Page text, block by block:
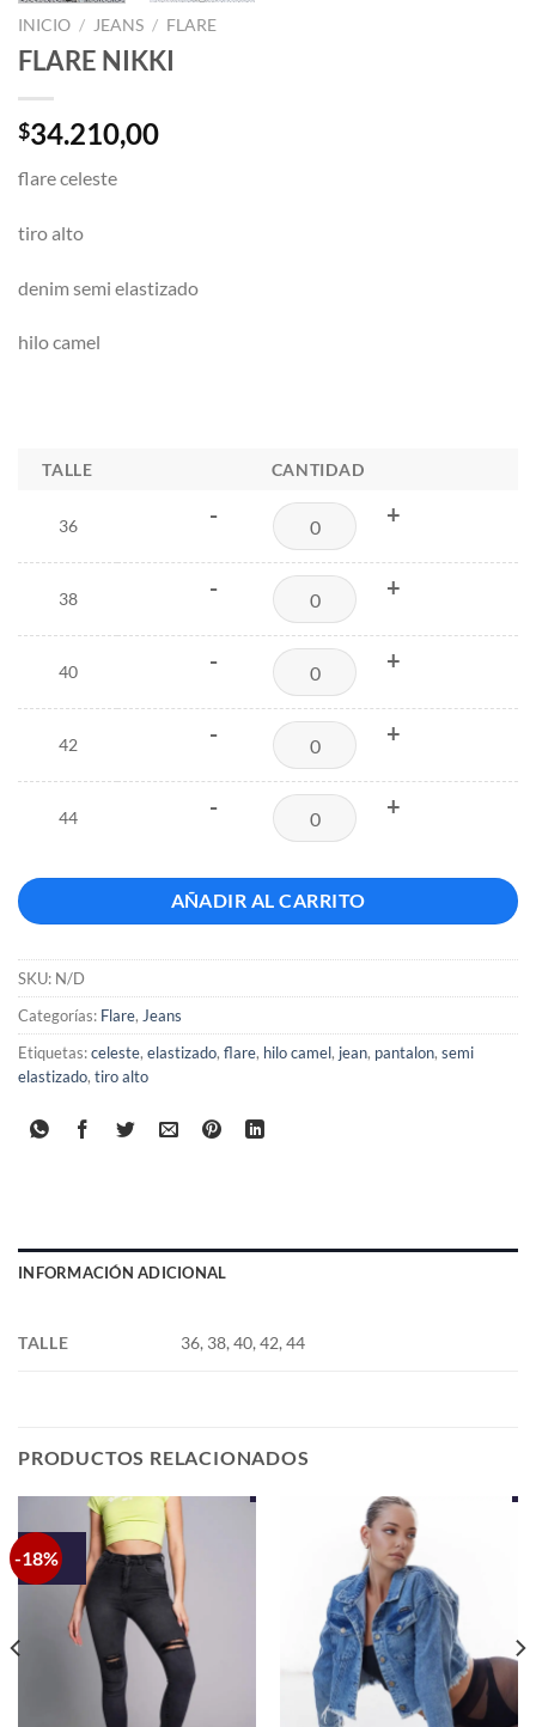
INICIO / JEANS / FLARE
FLARE NIKKI
$34.210,00
flare celeste
tiro alto
denim semi elastizado
hilo camel
TALLE CANTIDAD
36 - +
38 - +
40 - +
42 - +
44 - +
AÑADIR AL CARRITO
SKU: N/D
Categorías: Flare, Jeans
Etiquetas:celeste, elastizado, flare, hilo camel, jean, pantalon, semi
elastizado, tiro alto
INFORMACIÓN ADICIONAL
TALLE 36, 38, 40, 42, 44
PRODUCTOS RELACIONADOS
-18%